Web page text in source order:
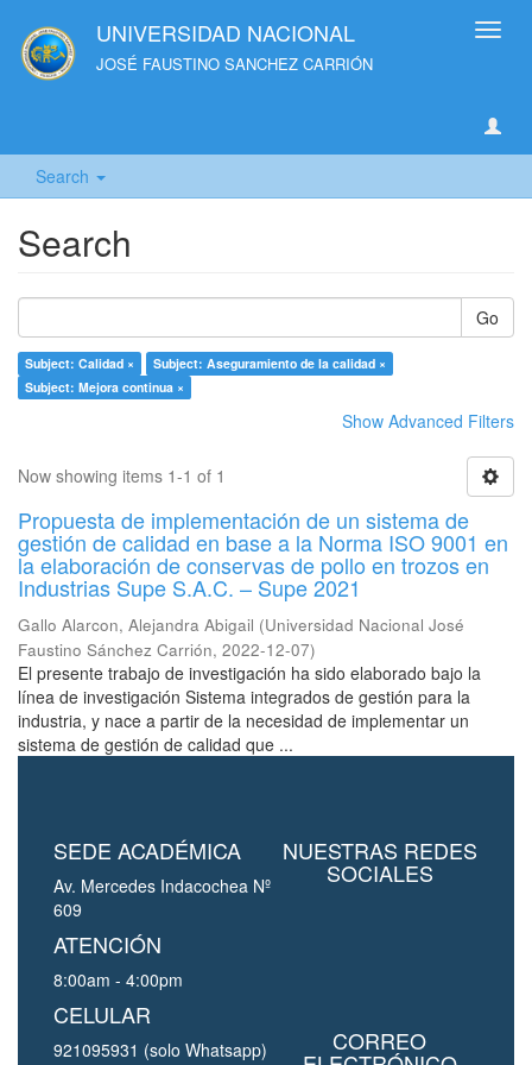
UNIVERSIDAD NACIONAL
JOSÉ FAUSTINO SANCHEZ CARRIÓN
Search
Search
Go
Subject: Calidad ×
Subject: Aseguramiento de la calidad ×
Subject: Mejora continua ×
Show Advanced Filters
Now showing items 1-1 of 1
Propuesta de implementación de un sistema de
gestión de calidad en base a la Norma ISO 9001 en
la elaboración de conservas de pollo en trozos en
Industrias Supe S.A.C. – Supe 2021
Gallo Alarcon, Alejandra Abigail (Universidad Nacional José
Faustino Sánchez Carrión, 2022-12-07)
El presente trabajo de investigación ha sido elaborado bajo la
línea de investigación Sistema integrados de gestión para la
industria, y nace a partir de la necesidad de implementar un
sistema de gestión de calidad que ...
SEDE ACADÉMICA
Av. Mercedes Indacochea Nº
609
ATENCIÓN
8:00am - 4:00pm
CELULAR
921095931 (solo Whatsapp)
NUESTRAS REDES
SOCIALES
CORREO